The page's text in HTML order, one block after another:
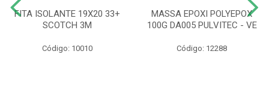
FITA ISOLANTE 19X20 33+
SCOTCH 3M
Código: 10010
MASSA EPOXI POLYEPOX
100G DA005 PULVITEC - VE
Código: 12288